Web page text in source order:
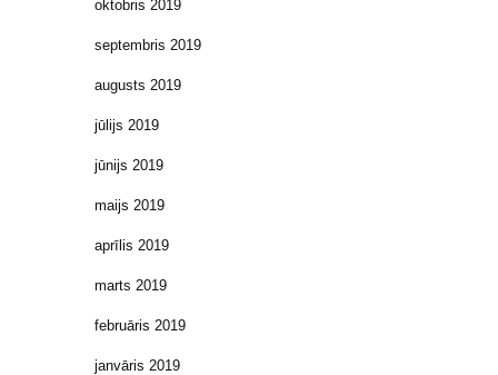
oktobris 2019
septembris 2019
augusts 2019
jūlijs 2019
jūnijs 2019
maijs 2019
aprīlis 2019
marts 2019
februāris 2019
janvāris 2019